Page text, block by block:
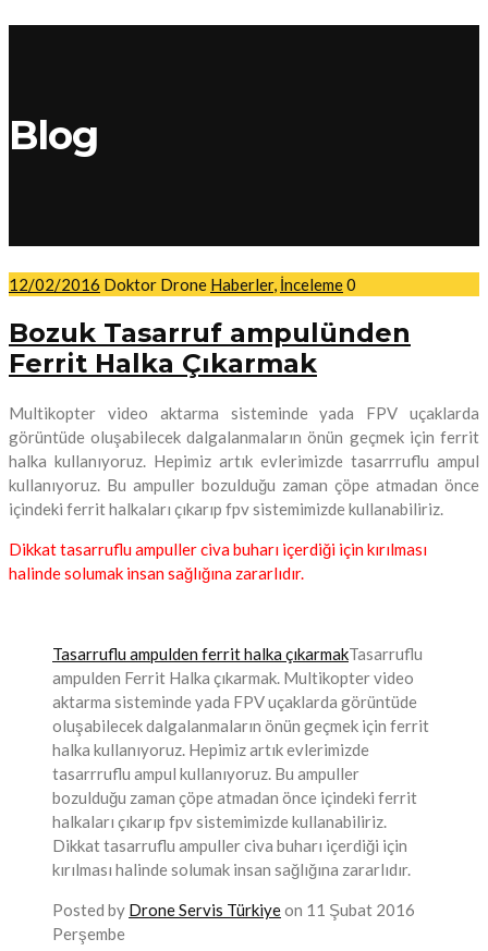
Blog
12/02/2016 Doktor Drone Haberler, İnceleme0
Bozuk Tasarruf ampulünden
Ferrit Halka Çıkarmak
Multikopter video aktarma sisteminde yada FPV uçaklarda
görüntüde oluşabilecek dalgalanmaların önün geçmek için ferrit
halka kullanıyoruz. Hepimiz artık evlerimizde tasarrruflu ampul
kullanıyoruz. Bu ampuller bozulduğu zaman çöpe atmadan önce
içindeki ferrit halkaları çıkarıp fpv sistemimizde kullanabiliriz.
Dikkat tasarruflu ampuller civa buharı içerdiği için kırılması
halinde solumak insan sağlığına zararlıdır.
Tasarruflu ampulden ferrit halka çıkarmakTasarruflu
ampulden Ferrit Halka çıkarmak. Multikopter video
aktarma sisteminde yada FPV uçaklarda görüntüde
oluşabilecek dalgalanmaların önün geçmek için ferrit
halka kullanıyoruz. Hepimiz artık evlerimizde
tasarrruflu ampul kullanıyoruz. Bu ampuller
bozulduğu zaman çöpe atmadan önce içindeki ferrit
halkaları çıkarıp fpv sistemimizde kullanabiliriz.
Dikkat tasarruflu ampuller civa buharı içerdiği için
kırılması halinde solumak insan sağlığına zararlıdır.
Posted by Drone Servis Türkiyeon 11 Şubat 2016
Perşembe